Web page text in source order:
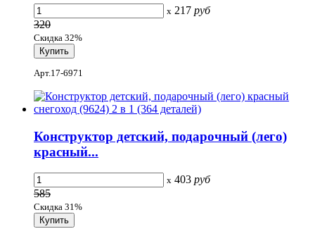
x 217 руб
320
Скидка 32%
Арт.17-6971
Конструктор детский, подарочный (лего)
красный...
x 403 руб
585
Скидка 31%